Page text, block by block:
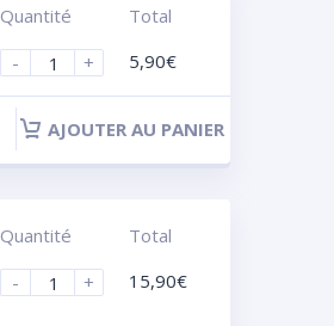
Quantité
-
+
Total
5,90€
AJOUTER AU PANIER
Quantité
-
+
Total
15,90€